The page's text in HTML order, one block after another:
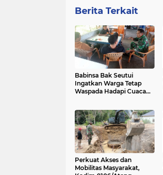
Berita Terkait
Babinsa Bak Seutui
Ingatkan Warga Tetap
Waspada Hadapi Cuaca
Perkuat Akses dan
Mobilitas Masyarakat,